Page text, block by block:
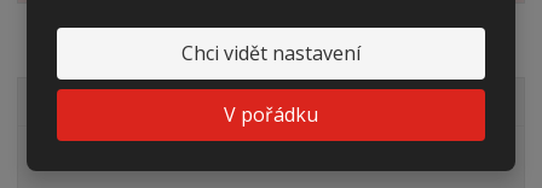
Chci vidět nastavení
V pořádku